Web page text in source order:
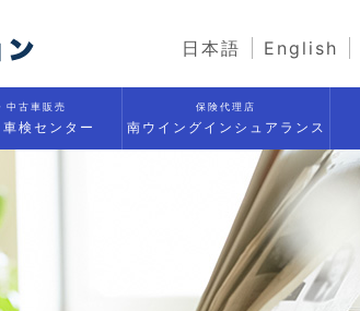
日本語 English
中古車販売
検センター
保険代理店
南ウイングインシュアランス